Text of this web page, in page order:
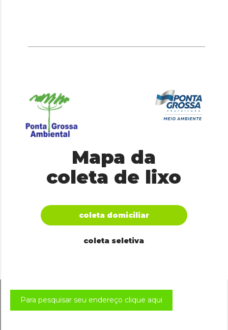
Mapa da
coleta de lixo
coleta domiciliar
coleta seletiva
Para pesquisar seu endereço clique aqui